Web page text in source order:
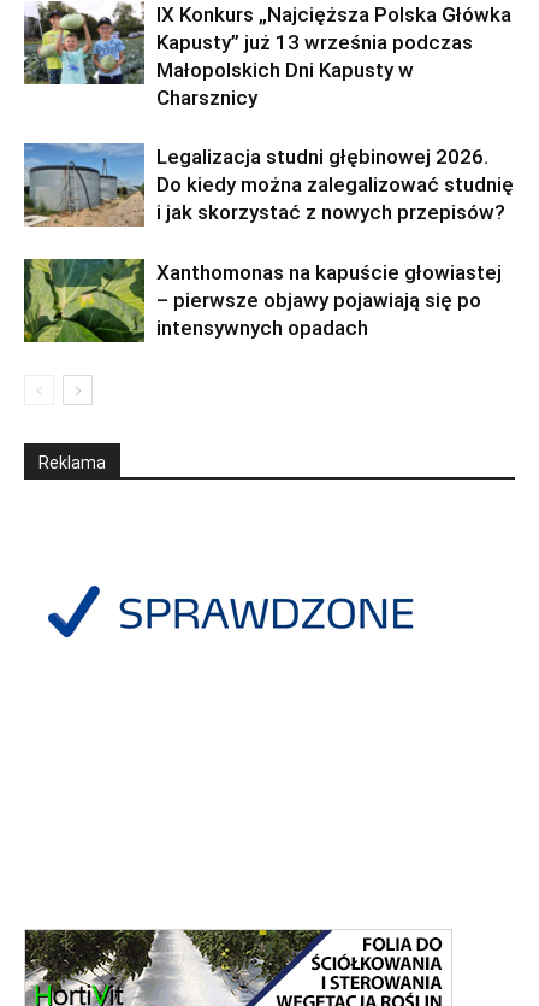
IX Konkurs „Najcięższa Polska Główka
Kapusty” już 13 września podczas
Małopolskich Dni Kapusty w
Charsznicy
Legalizacja studni głębinowej 2026.
Do kiedy można zalegalizować studnię
i jak skorzystać z nowych przepisów?
Xanthomonas na kapuście głowiastej
– pierwsze objawy pojawiają się po
intensywnych opadach
Reklama